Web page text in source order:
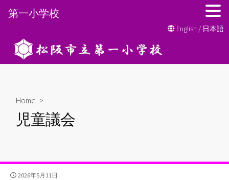
ン
English / 日本語
Home >
児童議会
公
2026年5月11日
第一小学校